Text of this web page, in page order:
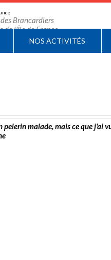
Brancardiers
de l'Île de France
NOS ACTIVITÉS
pelerin malade, mais ce que j'ai